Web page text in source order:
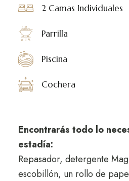
2 Camas Individuales
Parrilla
Piscina
Cochera
Encontrarás todo lo
estadía:
Repasador, detergente
escobillón, un rollo de